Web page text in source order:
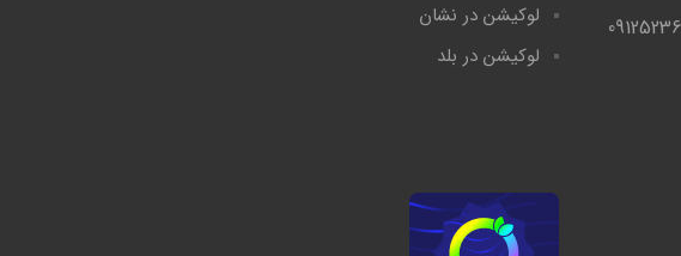
لوکیشن در نشان
لوکیشن در بلد